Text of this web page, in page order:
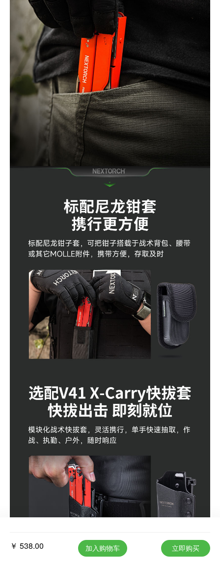
￥ 538.00 加入购物车 立即购买